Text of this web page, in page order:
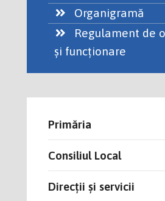
Organigramă
Regulament de
și funcționare
Primăria
Consiliul Local
Direcții și servicii